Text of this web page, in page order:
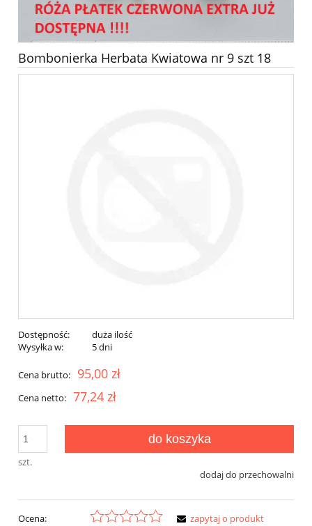
Bombonierka Herbata Kwiatowa nr 9 szt 18
Dostępność:
duża ilość
Wysyłka w:
5 dni
Cena brutto: 95,00 zł
Cena netto: 77,24 zł
szt.
do koszyka
dodaj do przechowalni
Ocena:
zapytaj o produkt